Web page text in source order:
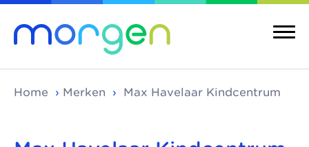
Home › Merken › Max Havelaar Kindcentrum